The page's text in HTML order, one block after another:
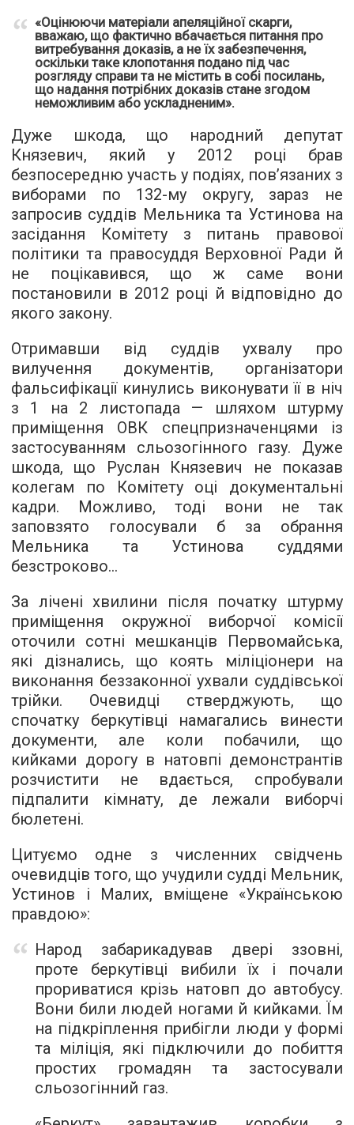
«Оцінюючи матеріали апеляційної скарги,
вважаю, що фактично вбачається питання про
витребування доказів, а не їх забезпечення,
оскільки таке клопотання подано під час
розгляду справи та не містить в собі посилань,
що надання потрібних доказів стане згодом
неможливим або ускладненим».
Дуже шкода, що народний депутат
Князевич, який у 2012 році брав
безпосередню участь у подіях, пов’язаних з
виборами по 132-му округу, зараз не
запросив суддів Мельника та Устинова на
засідання Комітету з питань правової
політики та правосуддя Верховної Ради й
не поцікавився, що ж саме вони
постановили в 2012 році й відповідно до
якого закону.
Отримавши від суддів ухвалу про
вилучення документів, організатори
фальсифікації кинулись виконувати її в ніч
з 1 на 2 листопада — шляхом штурму
приміщення ОВК спецпризначенцями із
застосуванням сльозогінного газу. Дуже
шкода, що Руслан Князевич не показав
колегам по Комітету оці документальні
кадри. Можливо, тоді вони не так
заповзято голосували б за обрання
Мельника та Устинова суддями
безстроково...
За лічені хвилини після початку штурму
приміщення окружної виборчої комісії
оточили сотні мешканців Первомайська,
які дізнались, що коять міліціонери на
виконання беззаконної ухвали суддівської
трійки. Очевидці стверджують, що
спочатку беркутівці намагались винести
документи, але коли побачили, що
кийками дорогу в натовпі демонстрантів
розчистити не вдається, спробували
підпалити кімнату, де лежали виборчі
бюлетені.
Цитуємо одне з численних свідчень
очевидців того, що учудили судді Мельник,
Устинов і Малих, вміщене «Українською
правдою»:
Народ забарикадував двері ззовні,
проте беркутівці вибили їх і почали
прориватися крізь натовп до автобусу.
Вони били людей ногами й кийками. Їм
на підкріплення прибігли люди у формі
та міліція, які підключили до побиття
простих громадян та застосували
сльозогінний газ.